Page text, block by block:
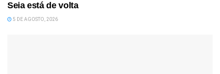
Seia está de volta
5 DE AGOSTO, 2026